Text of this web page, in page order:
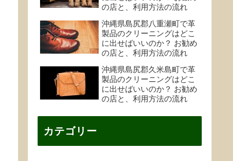
の店と、利用方法の流れ
沖縄県島尻郡八重瀬町で革
製品のクリーニングはどこ
に出せばいいのか？ お勧め
の店と、利用方法の流れ
沖縄県島尻郡久米島町で革
製品のクリーニングはどこ
に出せばいいのか？ お勧め
の店と、利用方法の流れ
カテゴリー